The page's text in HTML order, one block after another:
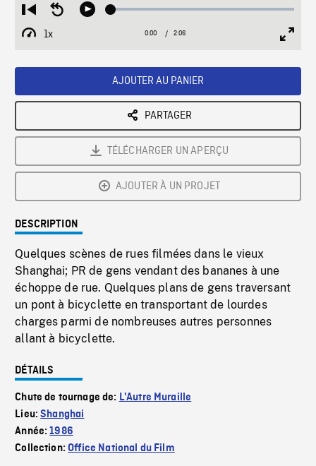
Restart
from
beginning
Seek
Play Loaded:
1x
Playback
Current
0:00 / Duration
2:06
AJOUTER AU PANIER
PARTAGER
TÉLÉCHARGER UN APERÇU
AJOUTER À UN PROJET
DESCRIPTION
Quelques scènes de rues filmées dans le vieux
Shanghai; PR de gens vendant des bananes à une
échoppe de rue. Quelques plans de gens traversant
un pont à bicyclette en transportant de lourdes
charges parmi de nombreuses autres personnes
allant à bicyclette.
DÉTAILS
Chute de tournage de: L'Autre Muraille
Lieu:Shanghai
Année:1986
Collection:Office National du Film